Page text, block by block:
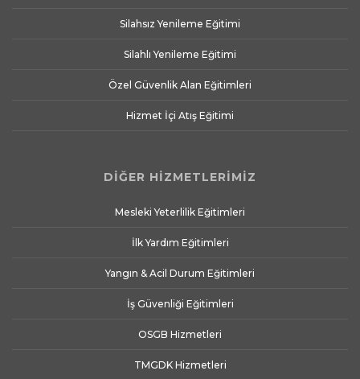
Silahsız Yenileme Eğitimi
Silahlı Yenileme Eğitimi
Özel Güvenlik Alan Eğitimleri
Hizmet İçi Atış Eğitimi
DİĞER HİZMETLERİMİZ
Mesleki Yeterlilik Eğitimleri
İlk Yardım Eğitimleri
Yangın & Acil Durum Eğitimleri
İş Güvenliği Eğitimleri
OSGB Hizmetleri
TMGDK Hizmetleri